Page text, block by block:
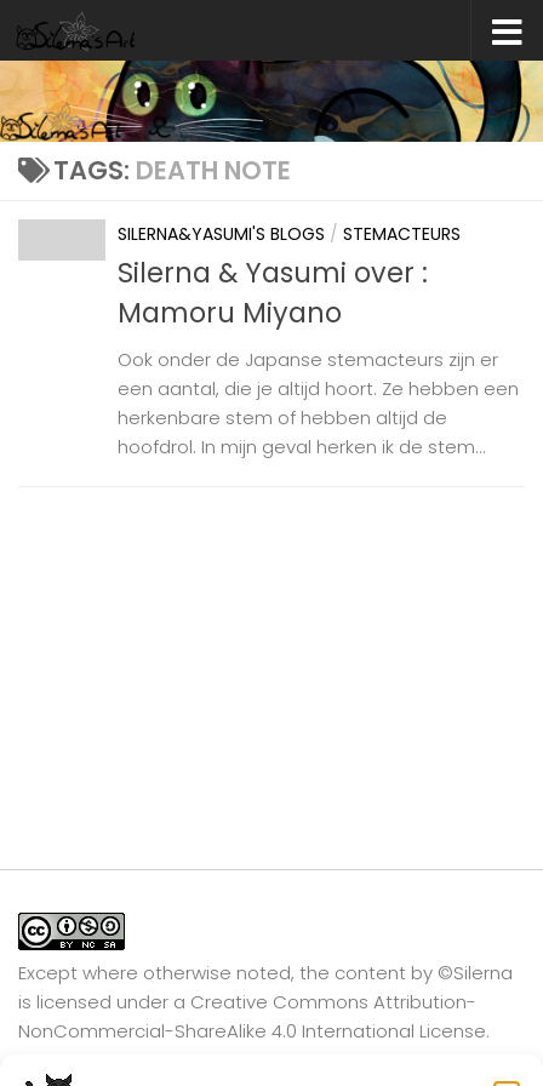
Skip to content
TAGS: DEATH NOTE
SILERNA&YASUMI'S BLOGS / STEMACTEURS
Silerna & Yasumi over :
Mamoru Miyano
Ook onder de Japanse stemacteurs zijn er
een aantal, die je altijd hoort. Ze hebben een
herkenbare stem of hebben altijd de
hoofdrol. In mijn geval herken ik de stem...
Except where otherwise noted, the content by ©Silerna
is licensed under a Creative Commons Attribution-
NonCommercial-ShareAlike 4.0 International License.